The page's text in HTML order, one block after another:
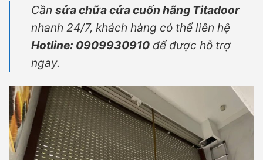
Cần sửa chữa cửa cuốn hãng Titadoor
nhanh 24/7, khách hàng có thể liên hệ
Hotline: 0909930910 để được hỗ trợ
ngay.